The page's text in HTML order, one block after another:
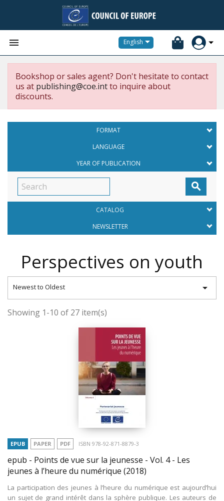
 English
Bookshop or sales agent? Don't hesitate to contact
us at publishing@coe.intto inquire about
discounts.
FORMAT
LANGUAGE
YEAR OF PUBLICATION

CATALOG
NEWSLETTER
Perspectives on youth
Newest to Oldest 
Showing 1-10 of 27 item(s)
EPUB PAPER PDF ISBN 978-92-871-8879-3
epub - Points de vue sur la jeunesse - Vol. 4 - Les
jeunes à l’heure du numérique (2018)
La participation des jeunes à l’heure du numérique est aujourd’hui
un sujet de grand intérêt dans la sphère publique. Les auteurs de